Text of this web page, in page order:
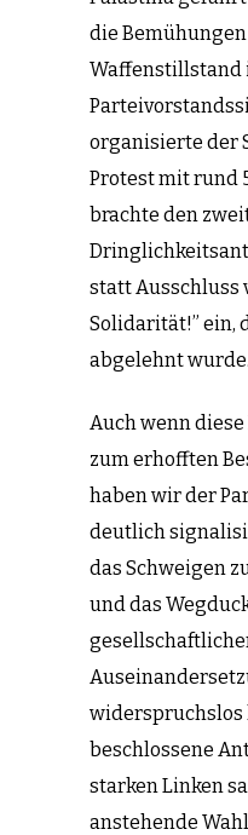
die
Waffenstillstand
organisierte der
Protest mit rund
brachte den
statt Ausschluss
Solidarität!” ein,
abgelehnt wurde.
Auch wenn
zum erhofften
haben wir der
deutlich
das Schweigen
und das
widerspruchslos
beschlossene
starken Linken
anstehende